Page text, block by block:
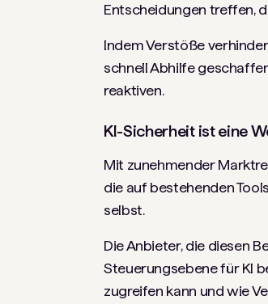
Entscheidungen treffen,
Indem Verstöße
schnell Abhilfe
reaktiven.
KI-Sicherheit ist eine
Mit zunehmender
die auf bestehenden
selbst.
Die Anbieter, die diesen
Steuerungsebene für KI
zugreifen kann und wie